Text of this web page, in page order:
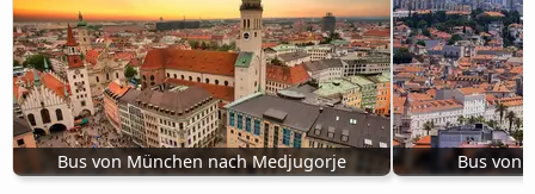
Bus von München nach Medjugorje Bus von